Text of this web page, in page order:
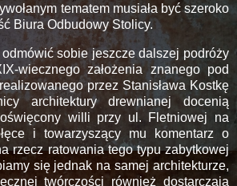
tematem musiała być szeroko
Biura Odbudowy Stolicy.
sobie jeszcze dalszej podróży
wiecznego założenia znanego pod
przez Stanisława Kostkę
architektury drewnianej docenią
willi przy ul. Fletniowej na
i towarzyszący mu komentarz o
rzecz ratowania tego typu zabytkowej
się jednak na samej architekturze,
twórczości również dostarczają